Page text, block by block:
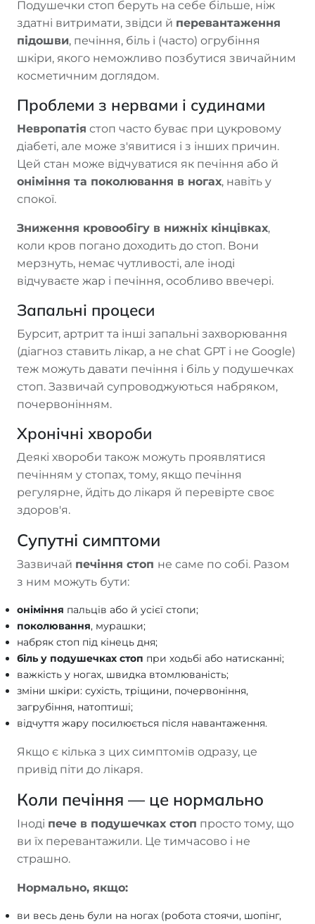
Подушечки стоп беруть на себе більше, ніж
здатні витримати, звідси й перевантаження
підошви, печіння, біль і (часто) огрубіння
шкіри, якого неможливо позбутися звичайним
косметичним доглядом.
Проблеми з нервами і судинами
Невропатія стоп часто буває при цукровому
діабеті, але може з'явитися і з інших причин.
Цей стан може відчуватися як печіння або й
оніміння та поколювання в ногах, навіть у
спокої.
Зниження кровообігу в нижніх кінцівках,
коли кров погано доходить до стоп. Вони
мерзнуть, немає чутливості, але іноді
відчуваєте жар і печіння, особливо ввечері.
Запальні процеси
Бурсит, артрит та інші запальні захворювання
(діагноз ставить лікар, а не chat GPT і не Google)
теж можуть давати печіння і біль у подушечках
стоп. Зазвичай супроводжуються набряком,
почервонінням.
Хронічні хвороби
Деякі хвороби також можуть проявлятися
печінням у стопах, тому, якщо печіння
регулярне, йдіть до лікаря й перевірте своє
здоров'я.
Супутні симптоми
Зазвичай печіння стоп не саме по собі. Разом
з ним можуть бути:
оніміння пальців або й усієї стопи;
поколювання, мурашки;
набряк стоп під кінець дня;
біль у подушечках стоп при ходьбі або натисканні;
важкість у ногах, швидка втомлюваність;
зміни шкіри: сухість, тріщини, почервоніння,
загрубіння, натоптиші;
відчуття жару посилюється після навантаження.
Якщо є кілька з цих симптомів одразу, це
привід піти до лікаря.
Коли печіння — це нормально
Іноді пече в подушечках стоп просто тому, що
ви їх перевантажили. Це тимчасово і не
страшно.
Нормально, якщо:
ви весь день були на ногах (робота стоячи, шопінг,